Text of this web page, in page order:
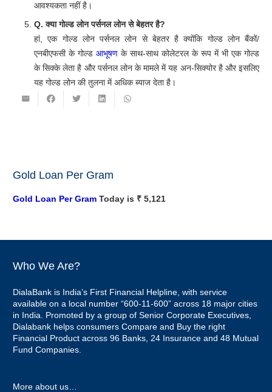
आवश्यकता नहीं है।
Q. क्या गोल्ड लोन पर्सनल लोन से बेहतर है?
हां, एक गोल्ड लोन पर्सनल लोन से बेहतर है क्योंकि गोल्ड लोन बैंकों/
एनबीएफसी के गोल्ड आभूषण के साथ-साथ कोलेटरल के रूप में भी एक गोल्ड
के सिक्के लेता है और पर्सनल लोन के मामले में यह अन-सिक्योर है और इसलिए
यह गोल्ड लोन की तुलना में अधिक ब्याज देता है।
Gold Loan Per Gram
Gold Loan Per Gram Today is ₹ 5,121
Who We Are?
DialaBank is India’s First Financial Helpline, with service
available on a local number “600-11-600” across 18 major cities
in India. Promoted by a group of Senior Corporate Executives,
Dialabank helps consumers Compare and Buy the right
Financial Product across 96 Banks, 24 Insurance and 48 Mutual
Fund Companies.
More about us…